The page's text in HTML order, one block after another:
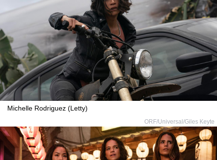
Michelle Rodriguez (Letty)
ORF/Universal/Giles Keyte